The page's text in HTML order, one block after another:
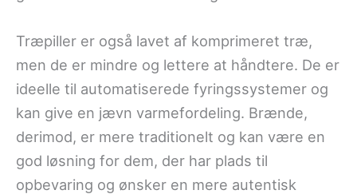
Træpiller er også lavet af komprimeret træ,
men de er mindre og lettere at håndtere. De er
ideelle til automatiserede fyringssystemer og
kan give en jævn varmefordeling. Brænde,
derimod, er mere traditionelt og kan være en
god løsning for dem, der har plads til
opbevaring og ønsker en mere autentisk